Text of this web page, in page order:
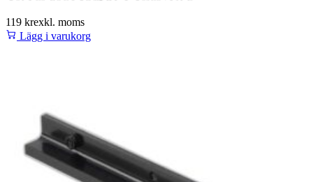
119 krexkl. moms
Lägg i varukorg